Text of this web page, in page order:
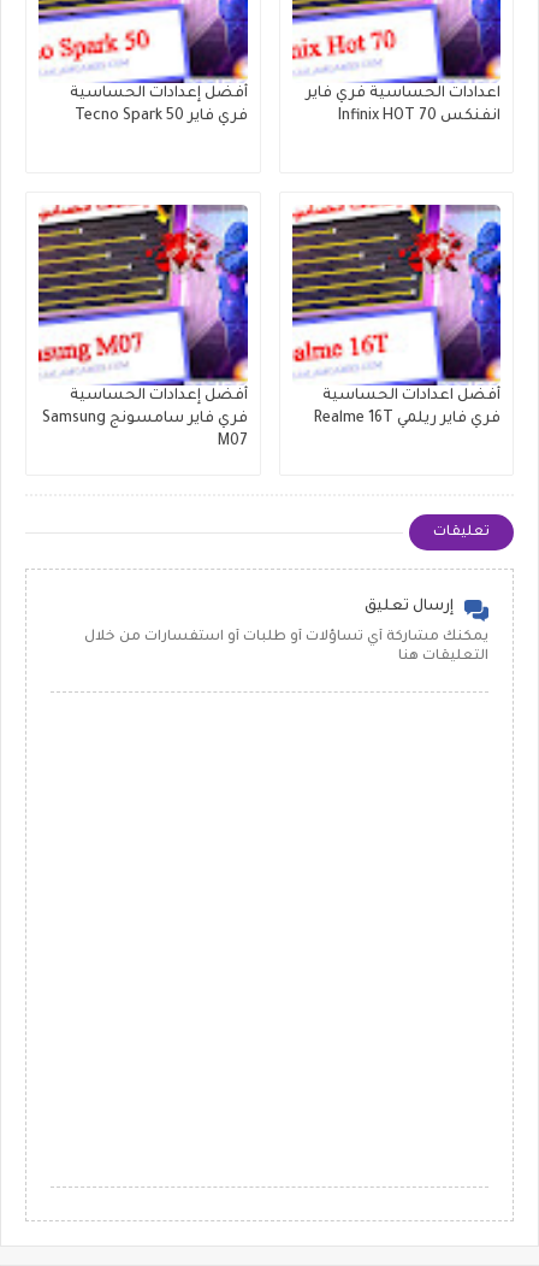
اعدادات الحساسية فري فاير
انفنكس Infinix HOT 70
أفضل إعدادات الحساسية
فري فاير Tecno Spark 50
أفضل اعدادات الحساسية
فري فاير ريلمي Realme 16T
أفضل إعدادات الحساسية
فري فاير سامسونج Samsung
M07
تعليقات
إرسال تعليق
يمكنك مشاركة أي تساؤلات أو طلبات أو استفسارات من خلال
التعليقات هنا